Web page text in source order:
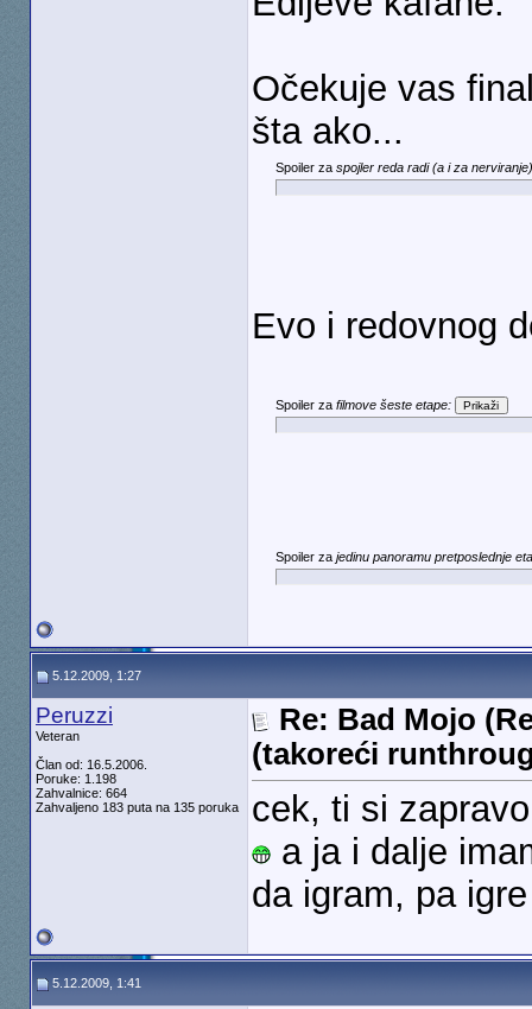
Očekuje vas
šta ako...
Spoiler za spojler reda radi (a i za
Evo i redovnog
Spoiler za filmove šeste etape:
Spoiler za jedinu panoramu pretposlednje
5.12.2009, 1:27
Peruzzi
Veteran
Član od: 16.5.2006.
Poruke: 1.198
Zahvalnice: 664
Zahvaljeno 183 puta na 135 poruka
Re: Bad Mojo
(takoreći
cek, ti si
a ja i dalje
da igram, pa
5.12.2009, 1:41